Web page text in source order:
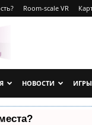
Room-scale VR
НОВОСТИ ИГРЫ